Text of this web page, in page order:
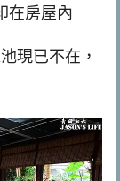
在房屋內
現已不在，